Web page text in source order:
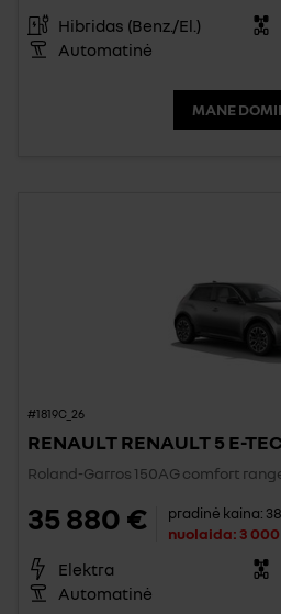
Hibridas (Benz./El.)
Automatinė
MANE
#1819C_26
RENAULT RENAULT 5 E-
Roland-Garros 150AG comfort
35 880 € pradinė kaina:
nuolaida: 3
Elektra
Automatinė